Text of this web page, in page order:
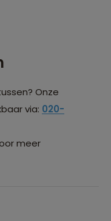
Onze
via: 020-
meer